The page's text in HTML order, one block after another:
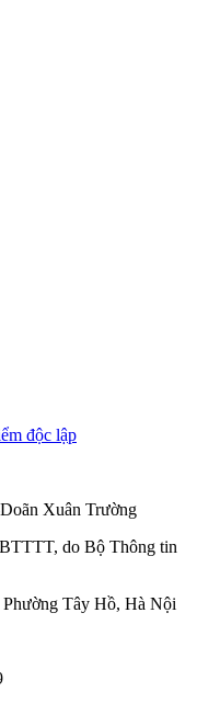
độc lập
Doãn Xuân Trường
do Bộ Thông tin
Tây Hồ, Hà Nội